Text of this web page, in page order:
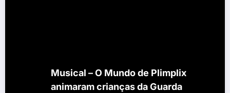
Musical – O Mundo de Plimplix
animaram crianças da Guarda